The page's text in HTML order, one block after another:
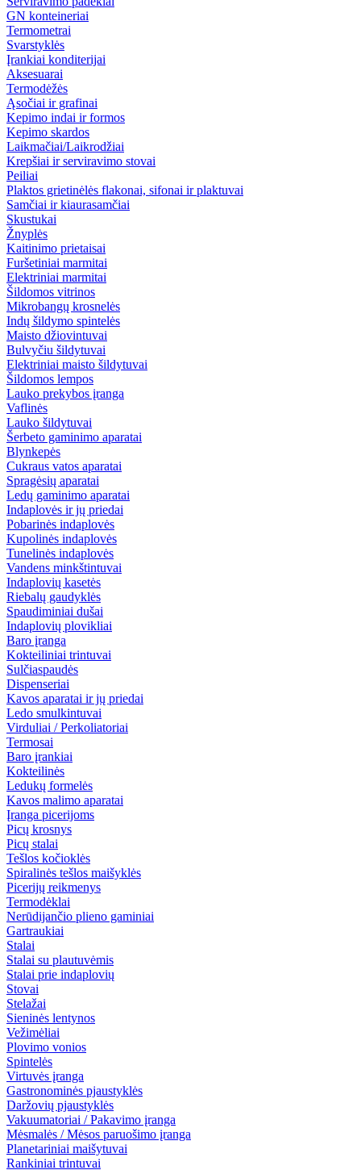
GN konteineriai
Termometrai
Svarstyklės
Įrankiai konditerijai
Aksesuarai
Termodėžės
Ąsočiai ir grafinai
Kepimo indai ir formos
Kepimo skardos
Laikmačiai/Laikrodžiai
Krepšiai ir serviravimo stovai
Peiliai
Plaktos grietinėlės flakonai, sifonai ir plaktuvai
Samčiai ir kiaurasamčiai
Skustukai
Žnyplės
Kaitinimo prietaisai
Furšetiniai marmitai
Elektriniai marmitai
Šildomos vitrinos
Mikrobangų krosnelės
Indų šildymo spintelės
Maisto džiovintuvai
Bulvyčiu šildytuvai
Elektriniai maisto šildytuvai
Šildomos lempos
Lauko prekybos įranga
Vaflinės
Lauko šildytuvai
Šerbeto gaminimo aparatai
Blynkepės
Cukraus vatos aparatai
Spragėsių aparatai
Ledų gaminimo aparatai
Indaplovės ir jų priedai
Pobarinės indaplovės
Kupolinės indaplovės
Tunelinės indaplovės
Vandens minkštintuvai
Indaplovių kasetės
Riebalų gaudyklės
Spaudiminiai dušai
Indaplovių plovikliai
Baro įranga
Kokteiliniai trintuvai
Sulčiaspaudės
Dispenseriai
Kavos aparatai ir jų priedai
Ledo smulkintuvai
Virduliai / Perkoliatoriai
Termosai
Baro įrankiai
Kokteilinės
Ledukų formelės
Kavos malimo aparatai
Įranga picerijoms
Picų krosnys
Picų stalai
Tešlos kočioklės
Spiralinės tešlos maišyklės
Picerijų reikmenys
Termodėklai
Nerūdijančio plieno gaminiai
Gartraukiai
Stalai
Stalai su plautuvėmis
Stalai prie indaplovių
Stovai
Stelažai
Sieninės lentynos
Vežimėliai
Plovimo vonios
Spintelės
Virtuvės įranga
Gastronominės pjaustyklės
Daržovių pjaustyklės
Vakuumatoriai / Pakavimo įranga
Mėsmalės / Mėsos paruošimo įranga
Planetariniai maišytuvai
Rankiniai trintuvai